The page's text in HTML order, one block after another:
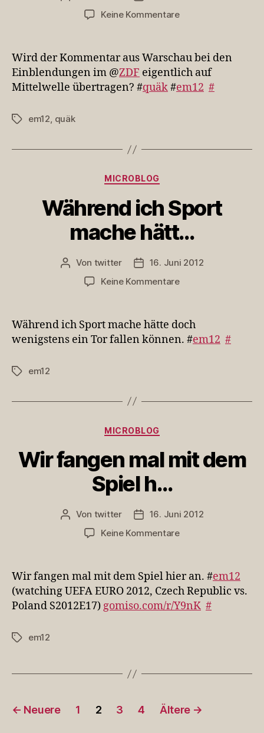
Keine Kommentarezu
Kommentar
aus
Warscha…
Wird der Kommentar aus Warschau bei den
Einblendungen im @ZDF eigentlich auf
Mittelwelle übertragen? #quäk#em12 #
Schlagwörter
em12, quäk
Kategorien
MICROBLOG
Während ich Sport
mache hätt…
Beitragsautor
Von twitter Veröffentlichungsdatum
16. Juni 2012
Keine Kommentarezu
Sport
hätt…
Während ich Sport mache hätte doch
wenigstens ein Tor fallen können. #em12 #
Schlagwörter
em12
Kategorien
MICROBLOG
Wir fangen mal mit dem
Spiel h…
Beitragsautor
Von twitter Veröffentlichungsdatum
16. Juni 2012
Keine Kommentarezu
mal
mit
dem
Spiel
Wir fangen mal mit dem Spiel hier an. #em12
(watching UEFA EURO 2012, Czech Republic vs.
Poland S2012E17)gomiso.com/r/Y9nK #
Schlagwörter
em12
Seitennummerierung
← Neuere 1 2 3 4 Ältere →